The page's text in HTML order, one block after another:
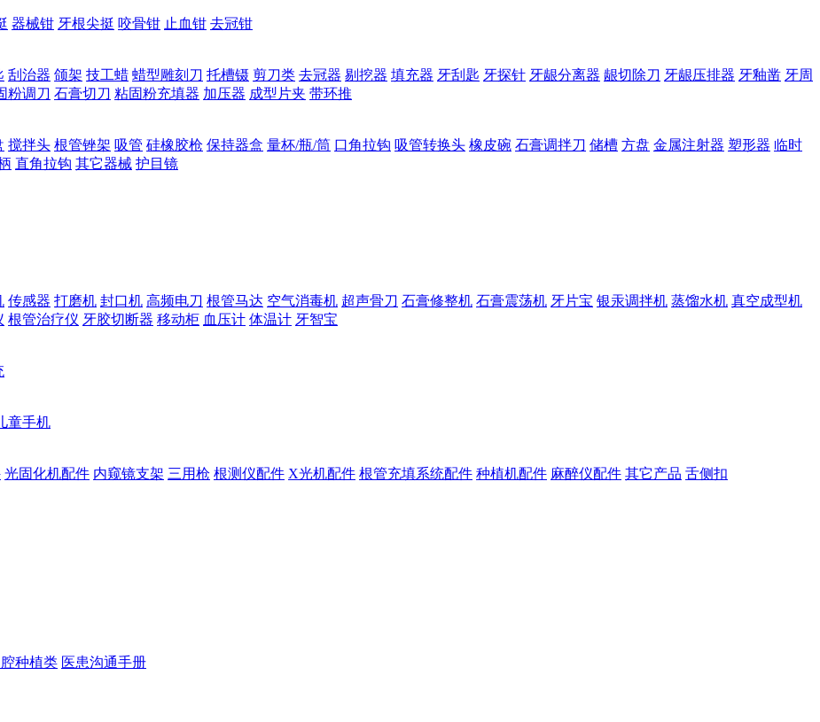
器械钳 牙根尖挺 咬骨钳 止血钳 去冠钳
刮治器 颌架 技工蜡 蜡型雕刻刀 托槽镊 剪刀类 去冠器 剔挖器 填充器 牙刮匙 牙探针 牙龈分离器 龈切除刀 牙龈压排器 牙釉凿 牙周
粉调刀 石膏切刀 粘固粉充填器 加压器 成型片夹 带环推
搅拌头 根管锉架 吸管 硅橡胶枪 保持器盒 量杯/瓶/筒 口角拉钩 吸管转换头 橡皮碗 石膏调拌刀 储槽 方盘 金属注射器 塑形器 临时
直角拉钩 其它器械 护目镜
传感器 打磨机 封口机 高频电刀 根管马达 空气消毒机 超声骨刀 石膏修整机 石膏震荡机 牙片宝 银汞调拌机 蒸馏水机 真空成型机
根管治疗仪 牙胶切断器 移动柜 血压计 体温计 牙智宝
童手机
光固化机配件 内窥镜支架 三用枪 根测仪配件 X光机配件 根管充填系统配件 种植机配件 麻醉仪配件 其它产品 舌侧扣
种植类 医患沟通手册